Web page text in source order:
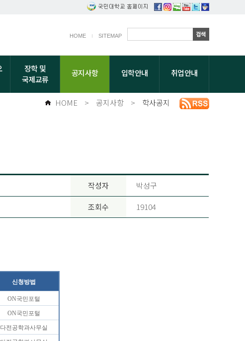
HOME SITEMAP
장학 및
국제교류
공지사항 입학안내 취업안내
HOME > 공지사항 > 학사공지
작성자 박성구
조회수 19104
신청방법
ON국민포털
ON국민포털
다전공학과사무실